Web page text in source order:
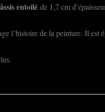
entoilé de 1,7 cm
l’histoire de la peinture. Il